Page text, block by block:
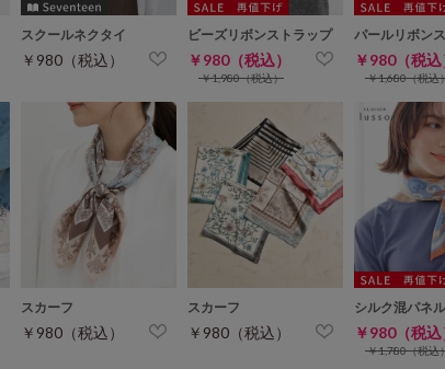
スクールネクタイ
￥980（税込）
ビーズリボンストラップ
￥980（税込）
￥1,980（税込）
パールリボン
￥980（税込
￥1,680（税込
スカーフ
￥980（税込）
スカーフ
￥980（税込）
シルク混パネ
￥980（税込
￥1,780（税込